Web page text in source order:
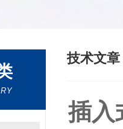
技术文章
插入